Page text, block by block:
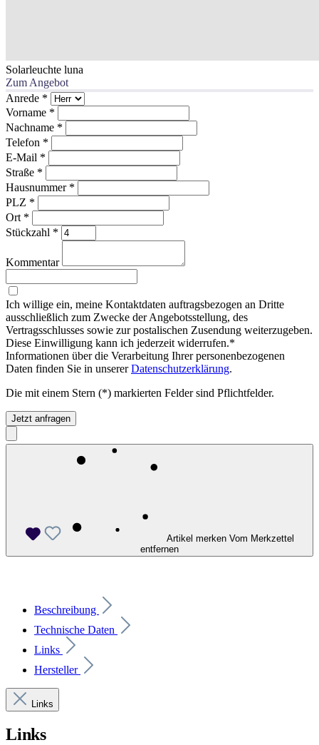
Solarleuchte luna
Zum Angebot
Anrede *
Vorname *
Nachname *
Telefon *
E-Mail *
Straße *
Hausnummer *
PLZ *
Ort *
Stückzahl *
Kommentar
Ich willige ein, meine Kontaktdaten auftragsbezogen an Dritte
ausschließlich zum Zwecke der Angebotsstellung, des
Vertragsschlusses sowie zur postalischen Zusendung weiterzugeben.
Diese Einwilligung kann ich jederzeit widerrufen.*
Informationen über die Verarbeitung Ihrer personenbezogenen
Daten finden Sie in unsererDatenschutzerklärung.
Die mit einem Stern (*) markierten Felder sind Pflichtfelder.
Jetzt anfragen
Artikel merken Vom Merkzettel
entfernen
Beschreibung
Technische Daten
Links
Hersteller
Links
Links